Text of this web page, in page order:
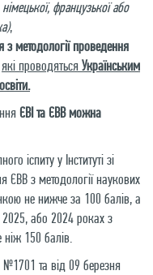
німецької, французької або
,
методології проведення
які проводяться Українським
ЄВІ та ЄВВ можна
іспиту у Інституті зі
ЄВВ з методології наукових
не нижче за 100 балів, а
або 2024 роках з
150 балів.
№1701 та від 09 березня